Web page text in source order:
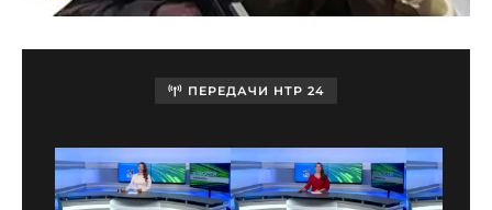
ПЕРЕДАЧИ НТР 24